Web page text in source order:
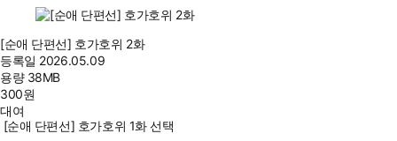
[순애 단편선] 호가호위 2화
등록일 2026.05.09
용량 38MB
300원
대여
[순애 단편선] 호가호위 1화 선택